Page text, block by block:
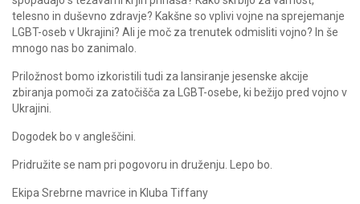
telesno in duševno zdravje? Kakšne so vplivi vojne na sprejemanje
LGBT-oseb v Ukrajini? Ali je moč za trenutek odmisliti vojno? In še
mnogo nas bo zanimalo.
Priložnost bomo izkoristili tudi za lansiranje jesenske akcije
zbiranja pomoči za zatočišča za LGBT-osebe, ki bežijo pred vojno v
Ukrajini.
Dogodek bo v angleščini.
Pridružite se nam pri pogovoru in druženju. Lepo bo.
Ekipa Srebrne mavrice in Kluba Tiffany